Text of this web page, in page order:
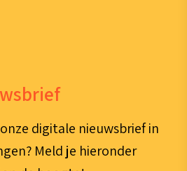
digitale nieuwsbrief in
Meld je hieronder